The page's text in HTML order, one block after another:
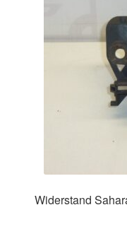
Widerstand